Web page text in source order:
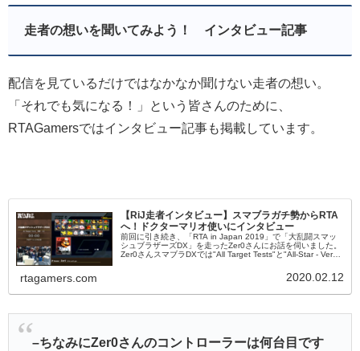
走者の想いを聞いてみよう！ インタビュー記事
配信を見ているだけではなかなか聞けない走者の想い。
「それでも気になる！」という皆さんのために、
RTAGamersではインタビュー記事も掲載しています。
【RiJ走者インタビュー】スマブラガチ勢からRTA
へ！ドクターマリオ使いにインタビュー
前回に引き続き、「RTA in Japan 2019」で「大乱闘スマッ
シュブラザーズDX」を走ったZer0さんにお話を伺いました。
Zer0さんスマブラDXでは"All Target Tests"と"All-Star - Very
rtagamers.com 2020.02.12
–ちなみにZer0さんのコントローラーは何台目です